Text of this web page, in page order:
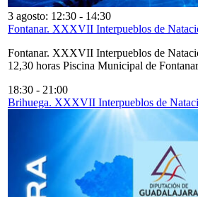
3 agosto: 12:30 - 14:30
Fontanar. XXXVII Interpueblos de
Fontanar. XXXVII Interpueblos de
12,30 horas Piscina Municipal de Fontanar
18:30 - 21:00
Brihuega. XXXVII Interpueblos de